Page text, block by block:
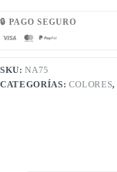
🔒 PAGO SEGURO
SKU:NA75
CATEGORÍAS: COLORES,